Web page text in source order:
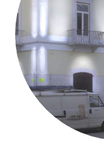
dove ANDARE
Punti di vista e
Contatti